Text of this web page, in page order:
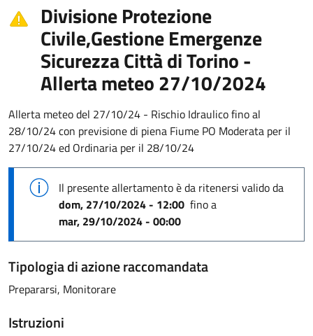
Divisione Protezione
Civile,Gestione Emergenze
Sicurezza Città di Torino -
Allerta meteo 27/10/2024
Allerta meteo del 27/10/24 - Rischio Idraulico fino al
28/10/24 con previsione di piena Fiume PO Moderata per il
27/10/24 ed Ordinaria per il 28/10/24
Il presente allertamento è da ritenersi validoda
dom, 27/10/2024 - 12:00 fino a
mar, 29/10/2024 - 00:00
Tipologia di azione raccomandata
Prepararsi, Monitorare
Istruzioni